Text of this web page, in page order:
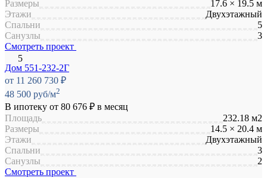
Размеры
17.6 × 19.5 м
Этажи
Двухэтажный
Спальни
5
Санузлы
3
Смотреть проект
Дом 551-232-2Г
от 11 260 730 ₽
48 500 руб/м2
В ипотеку от 80 676 ₽ в месяц
Площадь
232.18 м2
Размеры
14.5 × 20.4 м
Этажи
Двухэтажный
Спальни
3
Санузлы
2
Смотреть проект